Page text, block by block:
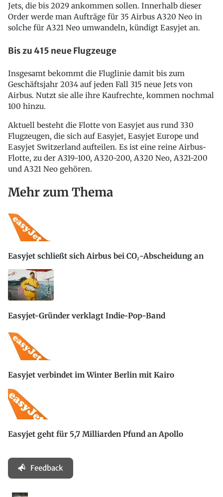
Jets, die bis 2029 ankommen sollen. Innerhalb dieser
Order werde man Aufträge für 35 Airbus A320 Neo in
solche für A321 Neo umwandeln, kündigt Easyjet an.
Bis zu 415 neue Flugzeuge
Insgesamt bekommt die Fluglinie damit bis zum
Geschäftsjahr 2034 auf jeden Fall 315 neue Jets von
Airbus. Nutzt sie alle ihre Kaufrechte, kommen nochmal
100 hinzu.
Aktuell besteht die Flotte von Easyjet aus rund 330
Flugzeugen, die sich auf Easyjet, Easyjet Europe und
Easyjet Switzerland aufteilen. Es ist eine reine Airbus-
Flotte, zu der A319-100, A320-200, A320 Neo, A321-200
und A321 Neo gehören.
Mehr zum Thema
Easyjet schließt sich Airbus bei CO₂-Abscheidung an
Easyjet-Gründer verklagt Indie-Pop-Band
Easyjet verbindet im Winter Berlin mit Kairo
Easyjet geht für 5,7 Milliarden Pfund an Apollo
Feedback